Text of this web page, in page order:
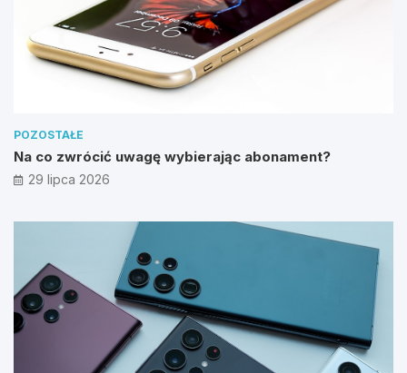
POZOSTAŁE
Na co zwrócić uwagę wybierając abonament?
29 lipca 2026